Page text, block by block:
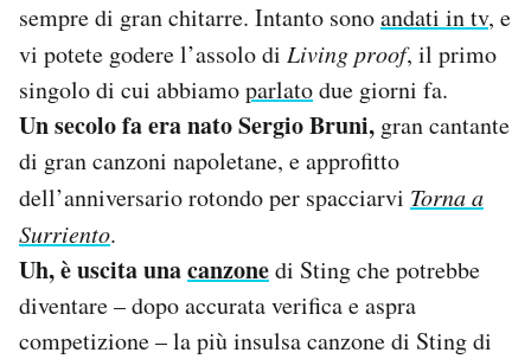
sempre di gran chitarre. Intanto sonoandati in tv, e
vi potete godere l’assolo di Living proof, il primo
singolo di cui abbiamoparlatodue giorni fa.
Un secolo fa era nato Sergio Bruni, gran cantante
di gran canzoni napoletane, e approfitto
dell’anniversario rotondo per spacciarvi Torna a
Surriento.
Uh, è uscita unacanzonedi Sting che potrebbe
diventare – dopo accurata verifica e aspra
competizione – la più insulsa canzone di Sting di